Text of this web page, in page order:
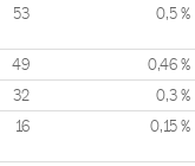
53 0,5 %
49 0,46 %
32 0,3 %
16 0,15 %